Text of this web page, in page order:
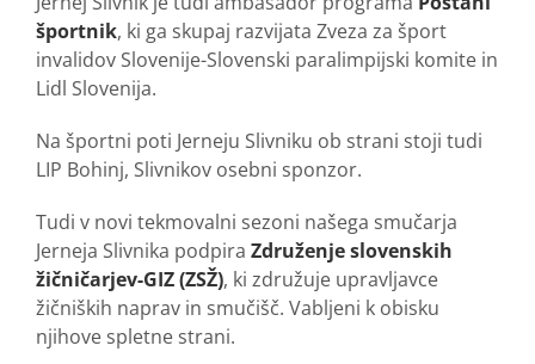
športnik, ki ga skupaj razvijata Zveza za šport
invalidov Slovenije-Slovenski paralimpijski komite in
Lidl Slovenija.
Na športni poti Jerneju Slivniku ob strani stoji tudi
LIP Bohinj, Slivnikov osebni sponzor.
Tudi v novi tekmovalni sezoni našega smučarja
Jerneja Slivnika podpira Združenje slovenskih
žičničarjev-GIZ (ZSŽ), ki združuje upravljavce
žičniških naprav in smučišč. Vabljeni k obisku
njihove spletne strani.